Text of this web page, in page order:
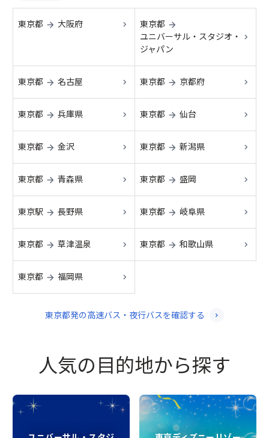
東京都 → 大阪府 東京都 →
ユニバーサル・スタジオ・
ジャパン
東京都 → 名古屋 東京都 → 京都府
東京都 → 兵庫県 東京都 → 仙台
東京都 → 金沢 東京都 → 新潟県
東京都 → 青森県 東京都 → 盛岡
東京駅 → 長野県 東京都 → 岐阜県
東京都 → 草津温泉 東京都 → 和歌山県
東京都 → 福岡県
東京都発の高速バス・夜行バスを確認する
人気の目的地から探す